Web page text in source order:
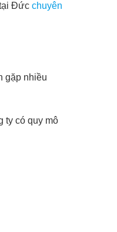
Đức chuyên
gặp nhiều
ty có quy mô